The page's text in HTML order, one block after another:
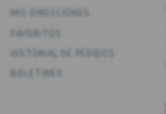
MIS DIRECCIONES
HISTORIAL DE PEDIDOS